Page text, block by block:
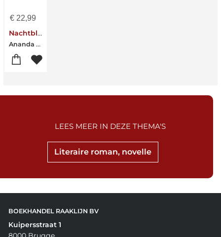
€22,99
Nachtbloeiers
Ananda Serné
Literaire roman, novelle
LEES MEER IN DEZE THEMA'S
BOEKHANDEL RAAKLIJN BV
Kuipersstraat 1